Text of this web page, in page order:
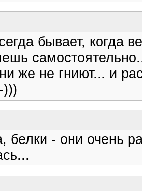
бывает, когда
же не гниют... и
)))
белки - они очень